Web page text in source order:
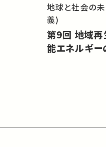
地球と社会の
義)
第9回 地域再生における再生可
能エネルギー